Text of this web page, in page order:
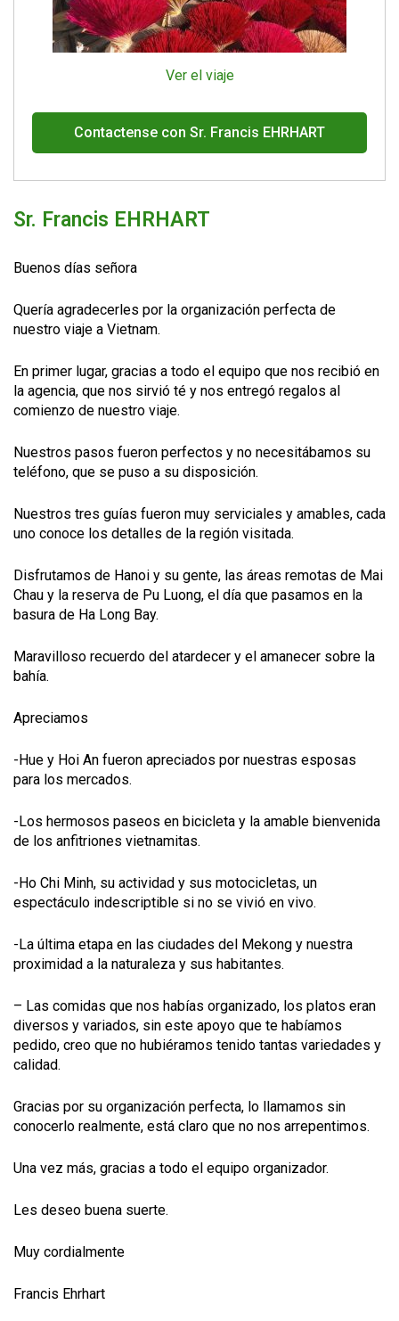
Sr. Francis EHRHART
Buenos días señora
Quería agradecerles por la organización perfecta de
nuestro viaje a Vietnam.
En primer lugar, gracias a todo el equipo que nos recibió en
la agencia, que nos sirvió té y nos entregó regalos al
comienzo de nuestro viaje.
Nuestros pasos fueron perfectos y no necesitábamos su
teléfono, que se puso a su disposición.
Nuestros tres guías fueron muy serviciales y amables, cada
uno conoce los detalles de la región visitada.
Disfrutamos de Hanoi y su gente, las áreas remotas de Mai
Chau y la reserva de Pu Luong, el día que pasamos en la
basura de Ha Long Bay.
Maravilloso recuerdo del atardecer y el amanecer sobre la
bahía.
Apreciamos
-Hue y Hoi An fueron apreciados por nuestras esposas
para los mercados.
-Los hermosos paseos en bicicleta y la amable bienvenida
de los anfitriones vietnamitas.
-Ho Chi Minh, su actividad y sus motocicletas, un
espectáculo indescriptible si no se vivió en vivo.
-La última etapa en las ciudades del Mekong y nuestra
proximidad a la naturaleza y sus habitantes.
– Las comidas que nos habías organizado, los platos eran
diversos y variados, sin este apoyo que te habíamos
pedido, creo que no hubiéramos tenido tantas variedades y
calidad.
Gracias por su organización perfecta, lo llamamos sin
conocerlo realmente, está claro que no nos arrepentimos.
Una vez más, gracias a todo el equipo organizador.
Les deseo buena suerte.
Muy cordialmente
Francis Ehrhart
Ver el viaje
Contactense con Sr. Francis EHRHART